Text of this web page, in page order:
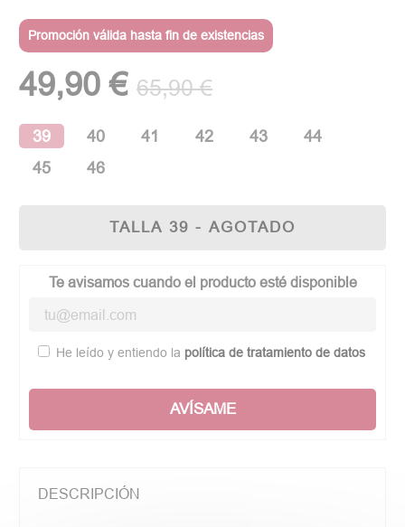
Promoción válida hasta fin de existencias
49,90 € 65,90 €
39 40 41 42 43
44
45
46
TALLA 39 - AGOTADO
Te avisamos cuando el producto esté disponible
He leído y entiendo la política de tratamiento de datos
AVÍSAME
DESCRIPCIÓN